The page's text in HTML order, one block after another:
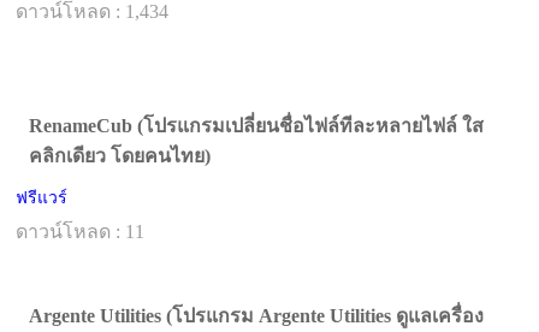
ดาวน์โหลด : 1,434
RenameCub (โปรแกรมเปลี่ยนชื่อไฟล์ทีละหลายไฟล์ ใส
คลิกเดียว โดยคนไทย)
ฟรีแวร์
ดาวน์โหลด : 11
Argente Utilities (โปรแกรม Argente Utilities ดูแลเครื่อง